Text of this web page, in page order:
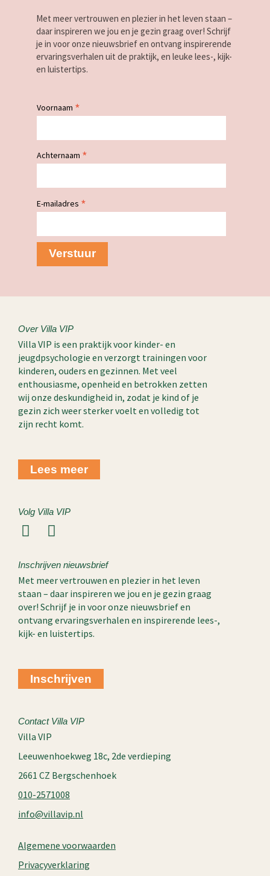
Met meer vertrouwen en plezier in het leven staan –
daar inspireren we jou en je gezin graag over! Schrijf
je in voor onze nieuwsbrief en ontvang inspirerende
ervaringsverhalen uit de praktijk, en leuke lees-, kijk-
en luistertips.
Voornaam *
Achternaam *
E-mailadres *
Over Villa VIP
Villa VIP is een praktijk voor kinder- en
jeugdpsychologie en verzorgt trainingen voor
kinderen, ouders en gezinnen. Met veel
enthousiasme, openheid en betrokken zetten
wij onze deskundigheid in, zodat je kind of je
gezin zich weer sterker voelt en volledig tot
zijn recht komt.
Lees meer
Volg Villa VIP
L
n
k
e
d
i
n
i
n
I
s
t
a
g
r
a
Inschrijven nieuwsbrief
Met meer vertrouwen en plezier in het leven
staan – daar inspireren we jou en je gezin graag
over! Schrijf je in voor onze nieuwsbrief en
ontvang ervaringsverhalen en inspirerende lees-,
kijk- en luistertips.
Inschrijven
Contact Villa VIP
Villa VIP
Leeuwenhoekweg 18c, 2de verdieping
2661 CZ Bergschenhoek
010-2571008
info@villavip.nl
Algemene voorwaarden
Privacyverklaring